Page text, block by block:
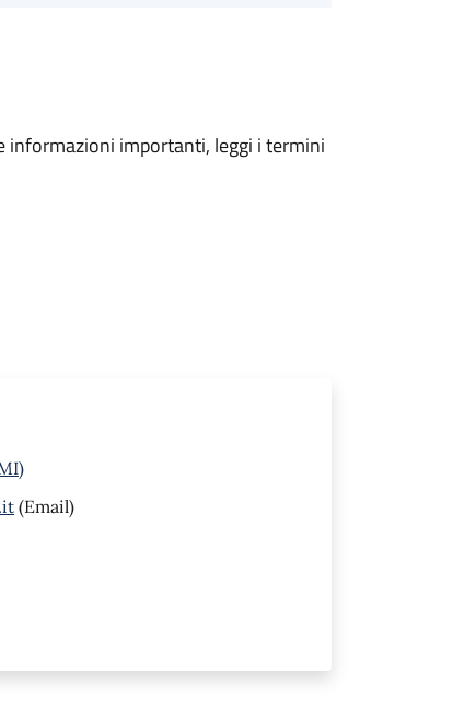
informazioni importanti, leggi i termini
(Email)